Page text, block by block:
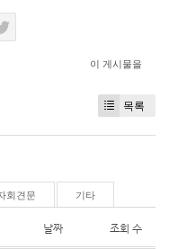
이 게시물을
목록
회견문 기타
날짜 조회 수